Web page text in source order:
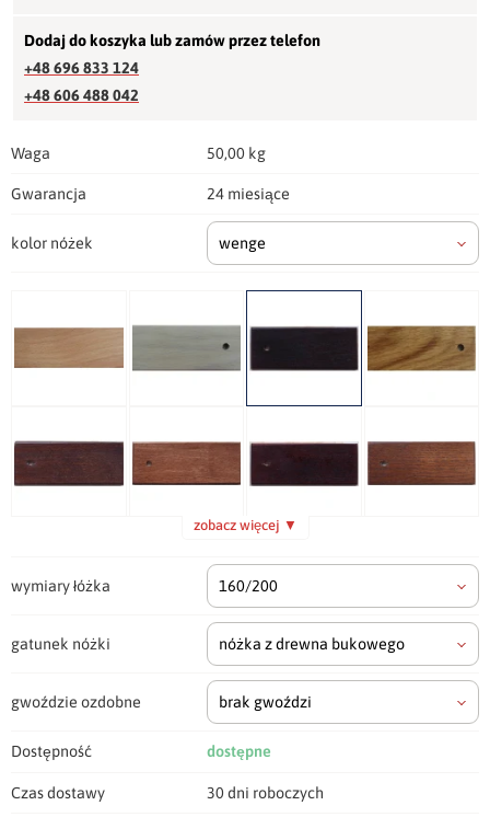
Dodaj do koszyka lub zamów przez telefon
+48 696 833 124
+48 606 488 042
Waga 50,00 kg
Gwarancja 24 miesiące
kolor nóżek wenge
zobacz więcej ▼
wymiary łóżka 160/200
gatunek nóżki nóżka z drewna bukowego
gwoździe ozdobne brak gwoździ
Dostępność dostępne
Czas dostawy 30 dni roboczych